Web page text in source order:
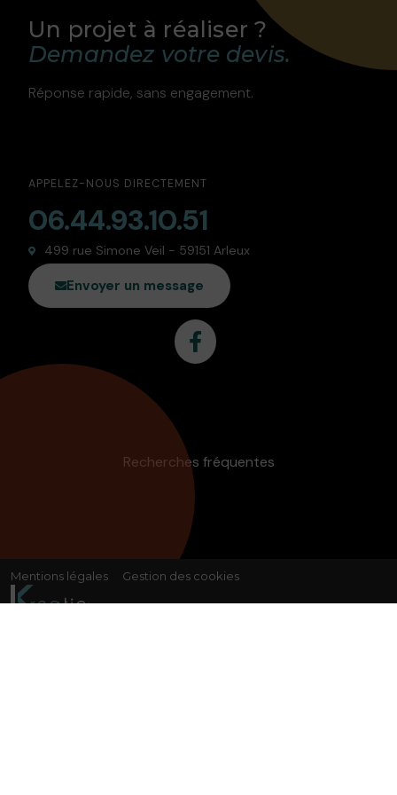
Un projet à réaliser ?
Demandez votre devis.
Réponse rapide, sans engagement.
APPELEZ-NOUS DIRECTEMENT
06.44.93.10.51
499 rue Simone Veil - 59151 Arleux
Envoyer un message
Recherches fréquentes
Mentions légales Gestion des cookies